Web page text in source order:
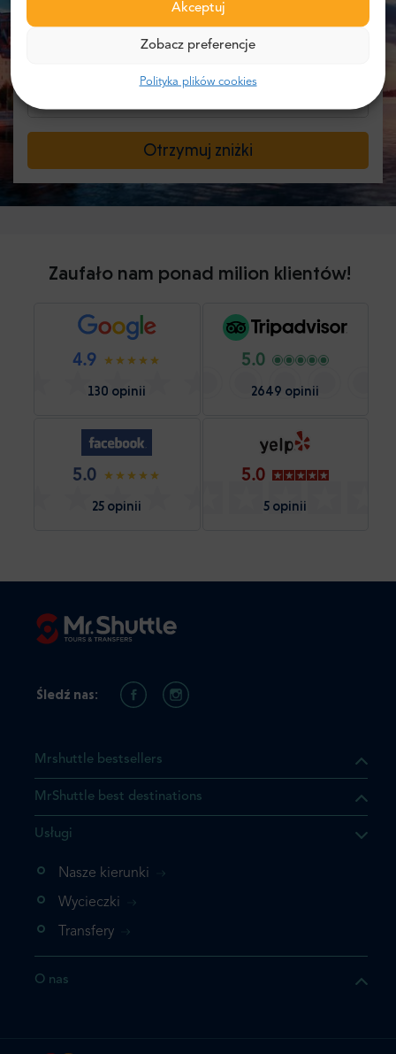
Akceptuj
Zobacz preferencje
Polityka plików cookies
Podaj swój e-mail i otrzymuj informacje
o zniżkach!
Otrzymuj zniżki
Zaufało nam ponad milion klientów!
4.9
130 opinii
5.0
2649 opinii
5.0
25 opinii
5.0
5 opinii
Mrshuttle bestsellers
MrShuttle best destinations
Usługi
Nasze kierunki
Wycieczki
Transfery
O nas
Śledź nas: